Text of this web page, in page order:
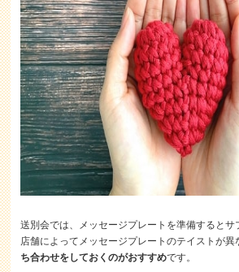
送別会では、メッセージプレートを準備するとサ
店舗によってメッセージプレートのテイストが
ち合わせをしておくのがおすすめです。